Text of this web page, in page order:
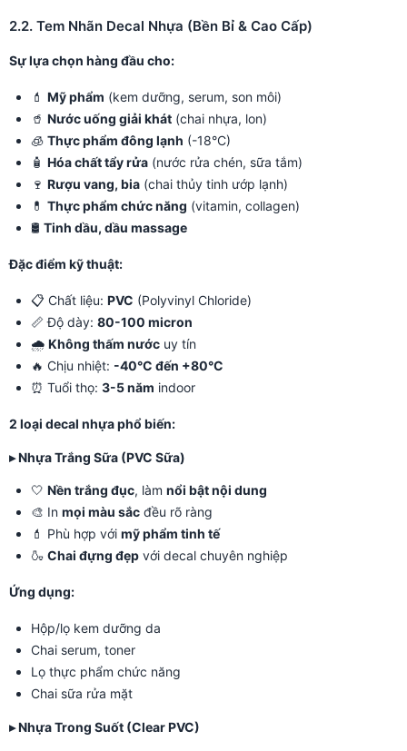
2.2. Tem Nhãn Decal Nhựa (Bền Bỉ & Cao Cấp)
Sự lựa chọn hàng đầu cho:
💄 Mỹ phẩm (kem dưỡng, serum, son môi)
🥤 Nước uống giải khát (chai nhựa, lon)
🧊 Thực phẩm đông lạnh (-18°C)
🧴 Hóa chất tẩy rửa (nước rửa chén, sữa tắm)
🍷 Rượu vang, bia (chai thủy tinh ướp lạnh)
💊 Thực phẩm chức năng (vitamin, collagen)
🛢️ Tinh dầu, dầu massage
Đặc điểm kỹ thuật:
📋 Chất liệu: PVC (Polyvinyl Chloride)
📏 Độ dày: 80-100 micron
🌧️ Không thấm nước uy tín
🔥 Chịu nhiệt: -40°C đến +80°C
⏰ Tuổi thọ: 3-5 năm indoor
2 loại decal nhựa phổ biến:
▸ Nhựa Trắng Sữa (PVC Sữa)
🤍 Nền trắng đục, làm nổi bật nội dung
🎨 In mọi màu sắc đều rõ ràng
💄 Phù hợp với mỹ phẩm tinh tế
🍶 Chai đựng đẹp với decal chuyên nghiệp
Ứng dụng:
Hộp/lọ kem dưỡng da
Chai serum, toner
Lọ thực phẩm chức năng
Chai sữa rửa mặt
▸ Nhựa Trong Suốt (Clear PVC)